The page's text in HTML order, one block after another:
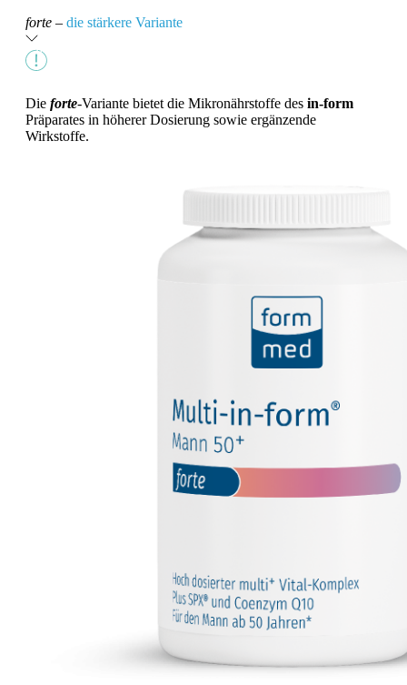
forte – die stärkere Variante
Die forte-Variante bietet die Mikronährstoffe des in-form
Präparates in höherer Dosierung sowie ergänzende
Wirkstoffe.